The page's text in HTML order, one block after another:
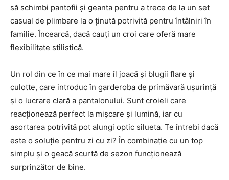
să schimbi pantofii și geanta pentru a trece de la un set
casual de plimbare la o ținută potrivită pentru întâlniri în
familie. Încearcă, dacă cauți un croi care oferă mare
flexibilitate stilistică.
Un rol din ce în ce mai mare îl joacă și blugii flare și
culotte, care introduc în garderoba de primăvară ușurință
și o lucrare clară a pantalonului. Sunt croieli care
reacționează perfect la mișcare și lumină, iar cu
asortarea potrivită pot alungi optic silueta. Te întrebi dacă
este o soluție pentru zi cu zi? În combinație cu un top
simplu și o geacă scurtă de sezon funcționează
surprinzător de bine.